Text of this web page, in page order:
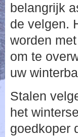
belangrijk
de velgen.
worden
om te
uw
Stalen
het
goedkoper